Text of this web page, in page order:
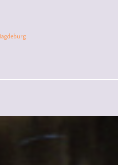
DFG-
punk#kino
#klima#diskussion